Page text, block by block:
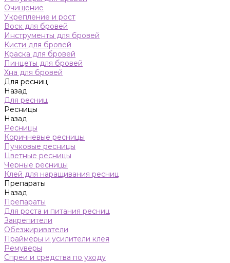
Очищение
Укрепление и рост
Воск для бровей
Инструменты для бровей
Кисти для бровей
Краска для бровей
Пинцеты для бровей
Хна для бровей
Для ресниц
Назад
Для ресниц
Ресницы
Назад
Ресницы
Коричневые ресницы
Пучковые ресницы
Цветные ресницы
Черные ресницы
Клей для наращивания ресниц
Препараты
Назад
Препараты
Для роста и питания ресниц
Закрепители
Обезжириватели
Праймеры и усилители клея
Ремуверы
Спреи и средства по уходу